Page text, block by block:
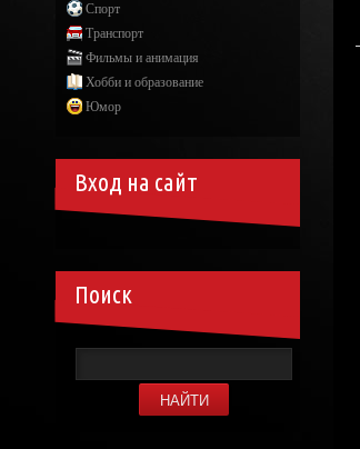
Спорт
Транспорт
Фильмы и анимация
Хобби и образование
Юмор
Вход на сайт
Поиск